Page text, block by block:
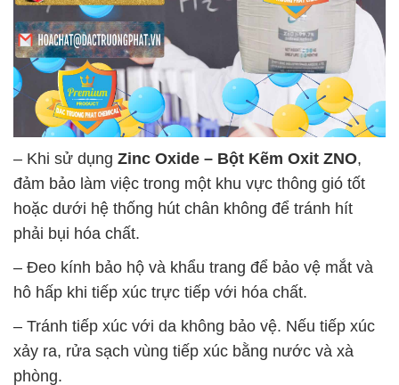
– Khi sử dụng Zinc Oxide – Bột Kẽm Oxit ZNO,
đảm bảo làm việc trong một khu vực thông gió tốt
hoặc dưới hệ thống hút chân không để tránh hít
phải bụi hóa chất.
– Đeo kính bảo hộ và khẩu trang để bảo vệ mắt và
hô hấp khi tiếp xúc trực tiếp với hóa chất.
– Tránh tiếp xúc với da không bảo vệ. Nếu tiếp xúc
xảy ra, rửa sạch vùng tiếp xúc bằng nước và xà
phòng.